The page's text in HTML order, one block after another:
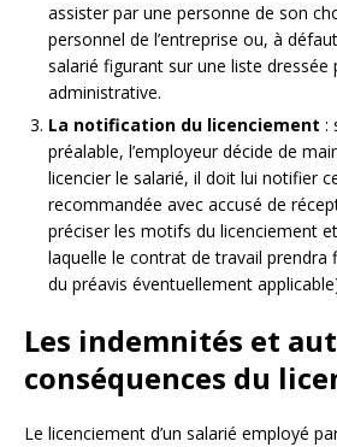
assister par une personne de son
personnel de l’entreprise ou, à
salarié figurant sur une liste dressée
administrative.
La notification du licenciement :
préalable, l’employeur décide de
licencier le salarié, il doit lui notifier
recommandée avec accusé de
préciser les motifs du licenciement
laquelle le contrat de travail prendra
du préavis éventuellement
Les indemnités et
conséquences du
Le licenciement d’un salarié employé